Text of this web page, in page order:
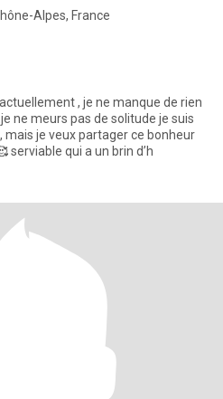
Alpes, France
, je ne manque de rien
ne meurs pas de solitude je suis
je veux partager ce bonheur
serviable qui a un brin d’h